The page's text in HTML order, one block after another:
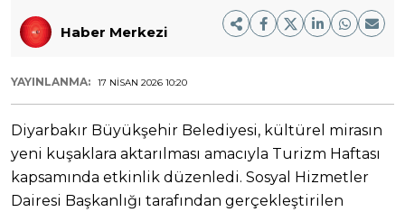
Haber Merkezi
YAYINLANMA: 17 NISAN 2026 10:20
Diyarbakır Büyükşehir Belediyesi, kültürel mirasın
yeni kuşaklara aktarılması amacıyla Turizm Haftası
kapsamında etkinlik düzenledi. Sosyal Hizmetler
Dairesi Başkanlığı tarafından gerçekleştirilen